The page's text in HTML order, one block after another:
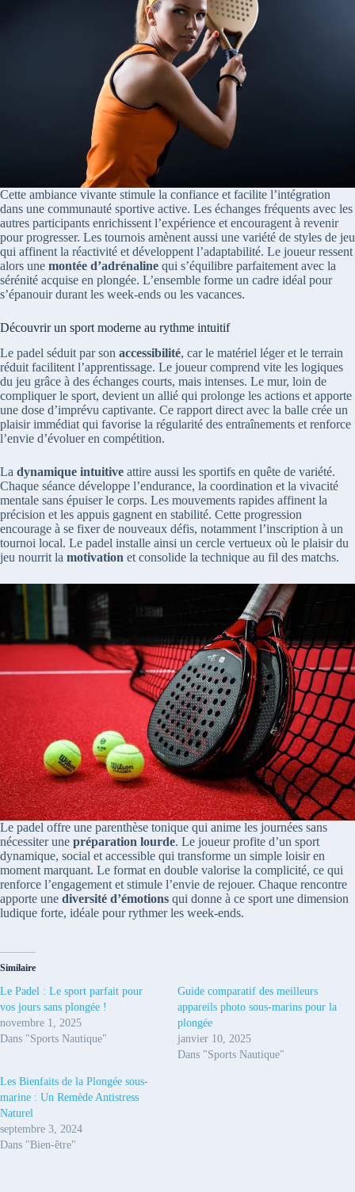
Cette ambiance vivante stimule la confiance et facilite l’intégration
dans une communauté sportive active. Les échanges fréquents avec les
autres participants enrichissent l’expérience et encouragent à revenir
pour progresser. Les tournois amènent aussi une variété de styles de jeu
qui affinent la réactivité et développent l’adaptabilité. Le joueur ressent
alors une montée d’adrénaline qui s’équilibre parfaitement avec la
sérénité acquise en plongée. L’ensemble forme un cadre idéal pour
s’épanouir durant les week-ends ou les vacances.
Découvrir un sport moderne au rythme intuitif
Le padel séduit par son accessibilité, car le matériel léger et le terrain
réduit facilitent l’apprentissage. Le joueur comprend vite les logiques
du jeu grâce à des échanges courts, mais intenses. Le mur, loin de
compliquer le sport, devient un allié qui prolonge les actions et apporte
une dose d’imprévu captivante. Ce rapport direct avec la balle crée un
plaisir immédiat qui favorise la régularité des entraînements et renforce
l’envie d’évoluer en compétition.
La dynamique intuitive attire aussi les sportifs en quête de variété.
Chaque séance développe l’endurance, la coordination et la vivacité
mentale sans épuiser le corps. Les mouvements rapides affinent la
précision et les appuis gagnent en stabilité. Cette progression
encourage à se fixer de nouveaux défis, notamment l’inscription à un
tournoi local. Le padel installe ainsi un cercle vertueux où le plaisir du
jeu nourrit la motivation et consolide la technique au fil des matchs.
Le padel offre une parenthèse tonique qui anime les journées sans
nécessiter une préparation lourde. Le joueur profite d’un sport
dynamique, social et accessible qui transforme un simple loisir en
moment marquant. Le format en double valorise la complicité, ce qui
renforce l’engagement et stimule l’envie de rejouer. Chaque rencontre
apporte une diversité d’émotions qui donne à ce sport une dimension
ludique forte, idéale pour rythmer les week-ends.
Similaire
Le Padel : Le sport parfait pour
vos jours sans plongée !
novembre 1, 2025
Dans "Sports Nautique"
Guide comparatif des meilleurs
appareils photo sous-marins pour la
plongée
janvier 10, 2025
Dans "Sports Nautique"
Les Bienfaits de la Plongée sous-
marine : Un Remède Antistress
Naturel
septembre 3, 2024
Dans "Bien-être"